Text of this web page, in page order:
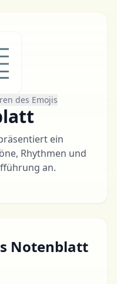
des Emojis
ein
Rhythmen und
an.
Notenblatt